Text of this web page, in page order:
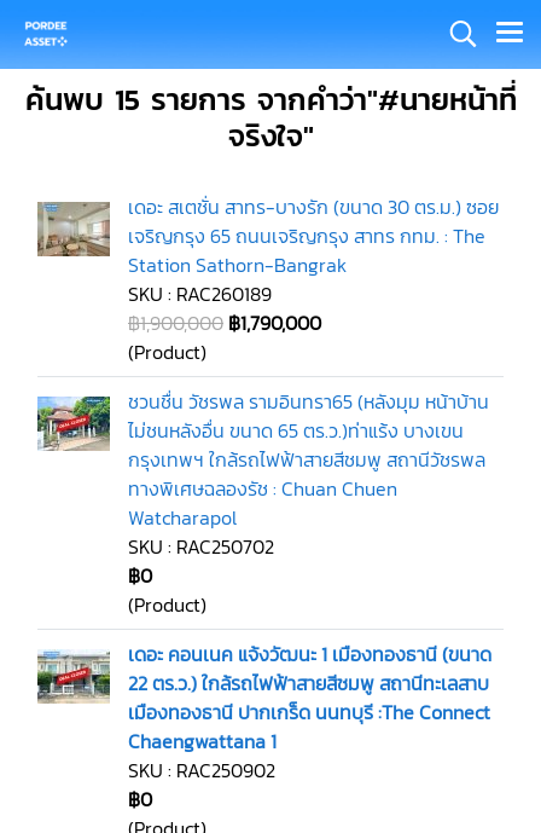
ค้นพบ 15 รายการ จากคำว่า"#นายหน้าที่
จริงใจ"
เดอะ สเตชั่น สาทร-บางรัก (ขนาด 30 ตร.ม.) ซอย
เจริญกรุง 65 ถนนเจริญกรุง สาทร กทม. : The
Station Sathorn-Bangrak
SKU : RAC260189
฿1,900,000 ฿1,790,000
(Product)
ชวนชื่น วัชรพล รามอินทรา65 (หลังมุม หน้าบ้าน
ไม่ชนหลังอื่น ขนาด 65 ตร.ว.)ท่าแร้ง บางเขน
กรุงเทพฯ ใกล้รถไฟฟ้าสายสีชมพู สถานีวัชรพล
ทางพิเศษฉลองรัช : Chuan Chuen
Watcharapol
SKU : RAC250702
฿0
(Product)
เดอะ คอนเนค แจ้งวัฒนะ 1 เมืองทองธานี (ขนาด
22 ตร.ว.) ใกล้รถไฟฟ้าสายสีชมพู สถานีทะเลสาบ
เมืองทองธานี ปากเกร็ด นนทบุรี :The Connect
Chaengwattana 1
SKU : RAC250902
฿0